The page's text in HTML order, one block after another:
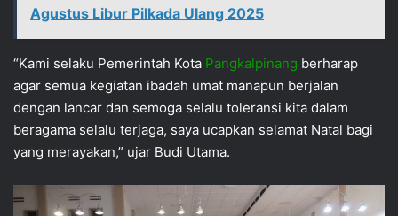
Agustus Libur Pilkada Ulang 2025
“Kami selaku Pemerintah Kota Pangkalpinang berharap
agar semua kegiatan ibadah umat manapun berjalan
dengan lancar dan semoga selalu toleransi kita dalam
beragama selalu terjaga, saya ucapkan selamat Natal bagi
yang merayakan,” ujar Budi Utama.